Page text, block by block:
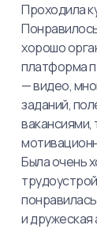
Проходила
хорошо
платформа
— видео,
заданий,
вакансиями,
Была очень
и